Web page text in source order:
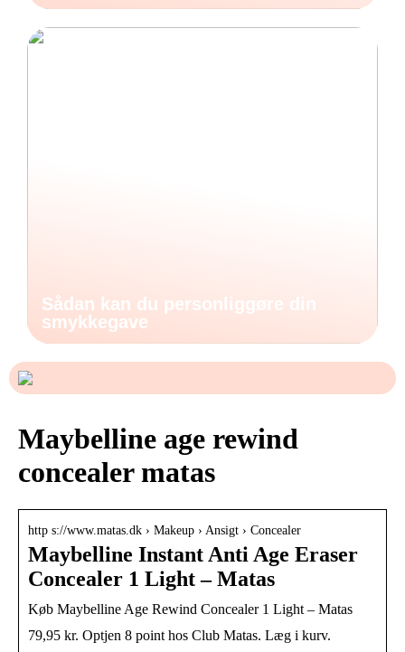
Sådan kan du personliggøre din
smykkegave
Maybelline age rewind
concealer matas
http s://www.matas.dk › Makeup › Ansigt › Concealer
Maybelline Instant Anti Age Eraser
Concealer 1 Light – Matas
Køb Maybelline Age Rewind Concealer 1 Light – Matas
79,95 kr. Optjen 8 point hos Club Matas. Læg i kurv.